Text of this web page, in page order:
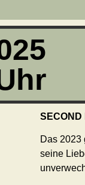
SECOND
Das 2023
seine